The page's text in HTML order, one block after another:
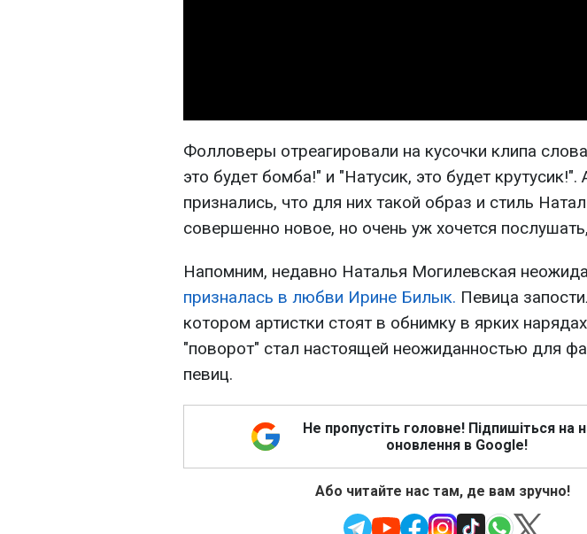
Фолловеры отреагировали на кусочки клипа
это будет бомба!" и "Натусик, это будет
признались, что для них такой образ и стиль
совершенно новое, но очень уж хочется
Напомним, недавно Наталья Могилевская
призналась в любви Ирине Билык. Певица
котором артистки стоят в обнимку в ярких
"поворот" стал настоящей неожиданностью для
певиц.
Не пропустіть головне! Підпишіться на
оновлення в Google!
Або читайте нас там, де вам зручно!